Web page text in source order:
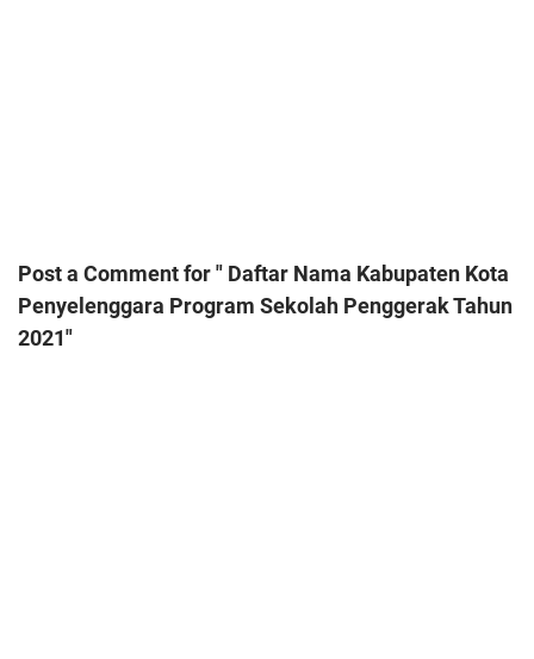
Post a Comment for " Daftar Nama Kabupaten Kota
Penyelenggara Program Sekolah Penggerak Tahun
2021"